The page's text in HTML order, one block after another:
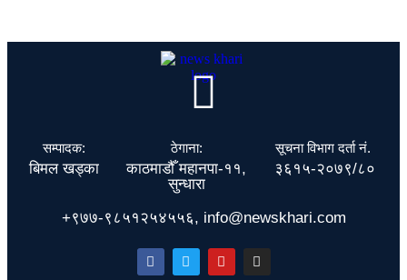
सम्पादक:
बिमल खड्का
ठेगाना:
काठमाडौँ महानपा-११,
सुन्धारा
सूचना विभाग दर्ता नं.
३६१५-२०७९/८०
+९७७-९८५१२५४५५६, info@newskhari.com